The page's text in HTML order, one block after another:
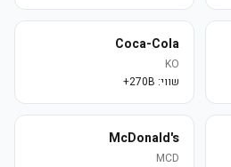
Coca-Cola
KO
שווי: 270B+
McDonald's
MCD